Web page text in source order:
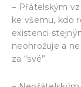
– Přátelským
ke všemu, kdo
existenci
neohrožuje a
za “své”.